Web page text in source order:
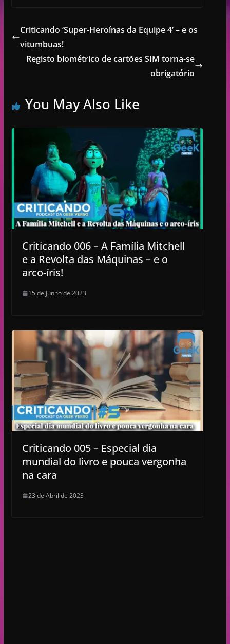
Criticando ‘Super-Heroínas da Equipe 4’ – e os
vitumbuas!
Registo biométrico de cartões SIM torna-se
obrigatório
You May Also Like
Criticando 006 – A Família Mitchell
e a Revolta das Máquinas – e o
arco-íris!
15 de Junho de 2023
Criticando 005 – Especial dia
mundial do livro e pouca vergonha
na cara
23 de Abril de 2023